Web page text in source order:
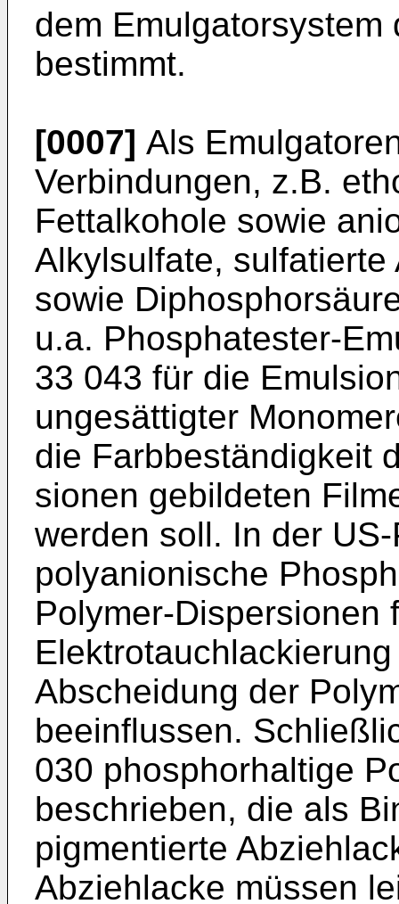
dem
bestimmt.
[0007] Als
Verbindungen, z.B.
Fettalkohole sowie
Alkyl­sulfate,
sowie
u.a. Phosphatester-
33 043 für die
ungesättigter
die Farbbeständigkeit
sionen gebildeten
werden soll. In der
polyanionische
Poly­mer-Dispersionen
Abscheidung der
beeinflussen.
030 phosphorhaltige
beschrieben, die als
pigmentierte
Abziehlacke müssen